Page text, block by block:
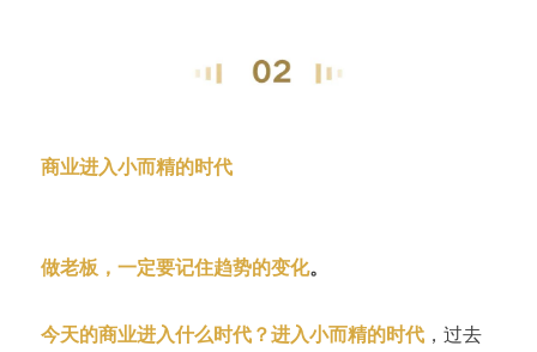
商业进入小而精的时代
做老板，一定要记住趋势的变化。
今天的商业进入什么时代？进入小而精的时代，过去